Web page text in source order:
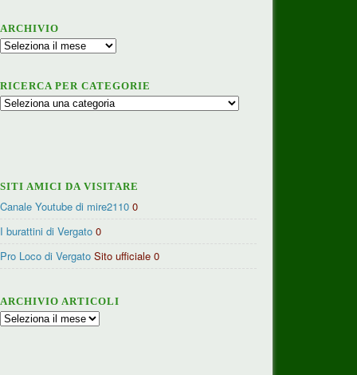
ARCHIVIO
Archivio
RICERCA PER CATEGORIE
Ricerca
SITI AMICI DA VISITARE
Canale Youtube di mire2110 0
I burattini di Vergato 0
Pro Loco di Vergato Sito ufficiale 0
ARCHIVIO ARTICOLI
Archivio